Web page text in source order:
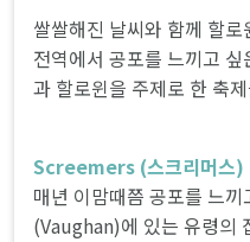
쌀쌀해진 날씨와 함께 할
전역에서 공포를 느끼고
과 할로윈을 주제로 한 축
Screemers (스크리머스)
매년 이맘때쯤 공포를 느
(Vaughan)에 있는 유령의